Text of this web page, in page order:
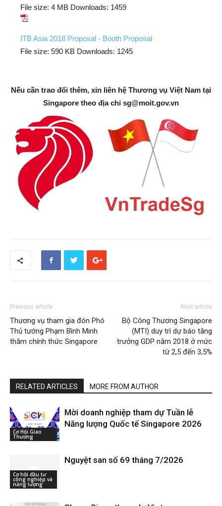
File size: 4 MB Downloads: 1459
ITB Asia 2018 Proposal - Booth Proposal
File size: 590 KB Downloads: 1245
Nếu cần trao đổi thêm, xin liên hệ Thương vụ Việt Nam tại
Singapore theo địa chỉ sg@moit.gov.vn
Previous article
Thương vụ tham gia đón Phó
Thủ tướng Phạm Bình Minh
thăm chính thức Singapore
Next article
Bộ Công Thương Singapore
(MTI) duy trì dự báo tăng
trưởng GDP năm 2018 ở mức
từ 2,5 đến 3,5%
RELATED ARTICLES MORE FROM AUTHOR
Cơ Hội Giao
Thương
Mời doanh nghiệp tham dự Tuần lễ
Năng lượng Quốc tế Singapore 2026
Cơ hội đầu tư
công nghiệp và
năng lượng
Nguyệt san số 69 tháng 7/2026